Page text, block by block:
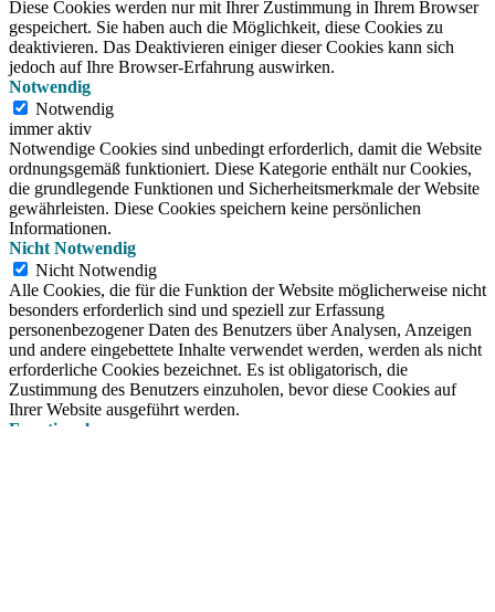
Diese Cookies werden nur mit Ihrer Zustimmung in Ihrem Browser
gespeichert. Sie haben auch die Möglichkeit, diese Cookies zu
deaktivieren. Das Deaktivieren einiger dieser Cookies kann sich
jedoch auf Ihre Browser-Erfahrung auswirken.
Notwendig
Notwendig
immer aktiv
Notwendige Cookies sind unbedingt erforderlich, damit die Website
ordnungsgemäß funktioniert. Diese Kategorie enthält nur Cookies,
die grundlegende Funktionen und Sicherheitsmerkmale der Website
gewährleisten. Diese Cookies speichern keine persönlichen
Informationen.
Nicht Notwendig
Nicht Notwendig
Alle Cookies, die für die Funktion der Website möglicherweise nicht
besonders erforderlich sind und speziell zur Erfassung
personenbezogener Daten des Benutzers über Analysen, Anzeigen
und andere eingebettete Inhalte verwendet werden, werden als nicht
erforderliche Cookies bezeichnet. Es ist obligatorisch, die
Zustimmung des Benutzers einzuholen, bevor diese Cookies auf
Ihrer Website ausgeführt werden.
Functional